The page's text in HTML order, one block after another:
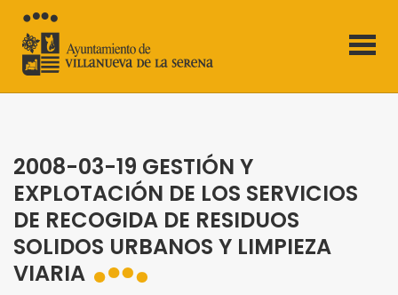
2008-03-19 GESTIÓN Y
EXPLOTACIÓN DE LOS SERVICIOS
DE RECOGIDA DE RESIDUOS
SOLIDOS URBANOS Y LIMPIEZA
VIARIA